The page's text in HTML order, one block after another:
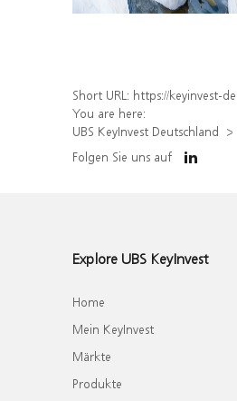
Short URL: https://keyinvest-de.ubs.com/produkt/
You are here:
UBS KeyInvest Deutschland
Folgen Sie uns auf
Explore UBS KeyInvest
Home
Mein KeyInvest
Märkte
Produkte